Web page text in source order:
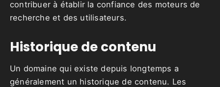
contribuer à établir la confiance des moteurs de
recherche et des utilisateurs.
Historique de contenu
Un domaine qui existe depuis longtemps a
généralement un historique de contenu. Les